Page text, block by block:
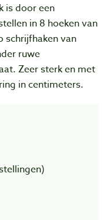
is door een
in 8 hoeken van
schrijfhaken van
ruwe
Zeer sterk en met
in centimeters.